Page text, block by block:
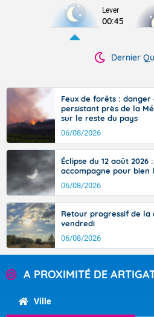
Lever
00:45
Dernier
Feux de forêts :
persistant près de la
sur le reste du pays
06/08/2026
Éclipse du 12 août
accompagne pour bien
06/08/2026
Retour progressif de
vendredi
06/08/2026
A PROXIMITÉ DE
Ville